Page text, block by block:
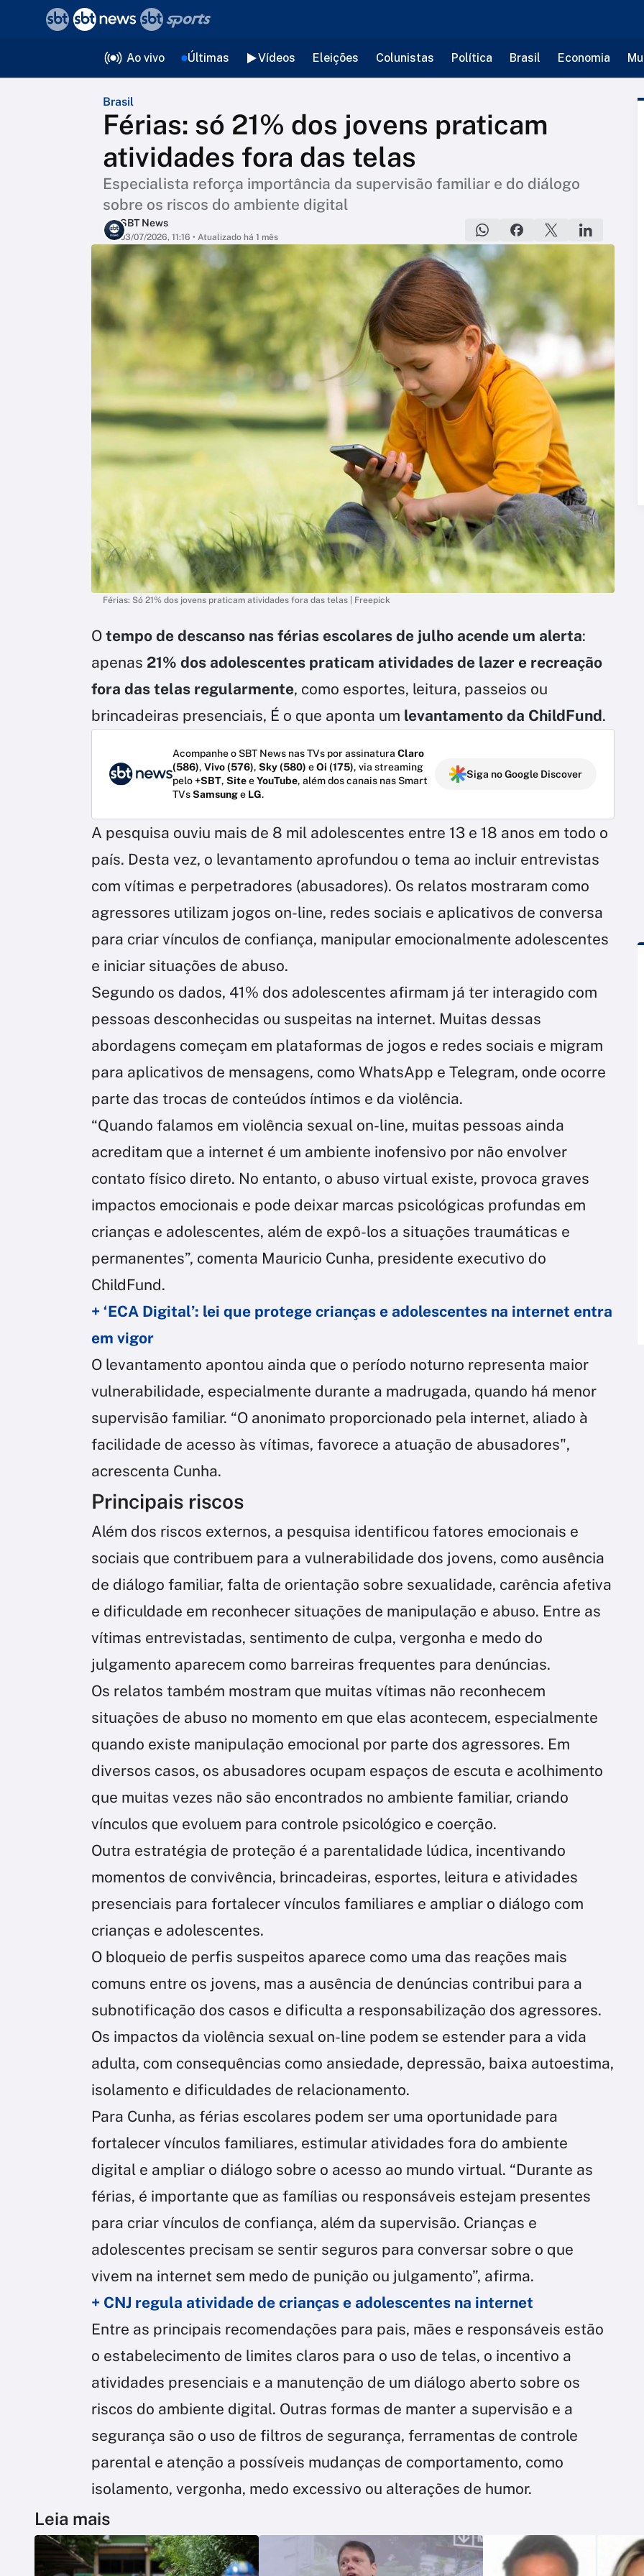
Ao vivo Últimas Vídeos Eleições Colunistas Política Brasil Economia
Brasil
Férias: só 21% dos jovens praticam
atividades fora das telas
Especialista reforça importância da supervisão familiar e do diálogo
sobre os riscos do ambiente digital
SBT News
03/07/2026, 11:16 • Atualizado há 1 mês
Férias: Só 21% dos jovens praticam atividades fora das telas | Freepick
O tempo de descanso nas férias escolares de julho acende um alerta:
apenas 21% dos adolescentes praticam atividades de lazer e recreação
fora das telas regularmente, como esportes, leitura, passeios ou
brincadeiras presenciais, É o que aponta um levantamento da ChildFund.
Acompanhe o SBT News nas TVs por assinatura Claro
(586), Vivo (576), Sky (580) eOi (175), via streaming
pelo+SBT, SiteeYouTube, além dos canais nas Smart
TVsSamsunge LG.
Siga no Google Discover
A pesquisa ouviu mais de 8 mil adolescentes entre 13 e 18 anos em todo o
país. Desta vez, o levantamento aprofundou o tema ao incluir entrevistas
com vítimas e perpetradores (abusadores). Os relatos mostraram como
agressores utilizam jogos on-line, redes sociais e aplicativos de conversa
para criar vínculos de confiança, manipular emocionalmente adolescentes
e iniciar situações de abuso.
Segundo os dados, 41% dos adolescentes afirmam já ter interagido com
pessoas desconhecidas ou suspeitas na internet. Muitas dessas
abordagens começam em plataformas de jogos e redes sociais e migram
para aplicativos de mensagens, como WhatsApp e Telegram, onde ocorre
parte das trocas de conteúdos íntimos e da violência.
“Quando falamos em violência sexual on-line, muitas pessoas ainda
acreditam que a internet é um ambiente inofensivo por não envolver
contato físico direto. No entanto, o abuso virtual existe, provoca graves
impactos emocionais e pode deixar marcas psicológicas profundas em
crianças e adolescentes, além de expô-los a situações traumáticas e
permanentes”, comenta Mauricio Cunha, presidente executivo do
ChildFund.
+ ‘ECA Digital’: lei que protege crianças e adolescentes na internet entra
em vigor
O levantamento apontou ainda que o período noturno representa maior
vulnerabilidade, especialmente durante a madrugada, quando há menor
supervisão familiar. “O anonimato proporcionado pela internet, aliado à
facilidade de acesso às vítimas, favorece a atuação de abusadores",
acrescenta Cunha.
Principais riscos
Além dos riscos externos, a pesquisa identificou fatores emocionais e
sociais que contribuem para a vulnerabilidade dos jovens, como ausência
de diálogo familiar, falta de orientação sobre sexualidade, carência afetiva
e dificuldade em reconhecer situações de manipulação e abuso. Entre as
vítimas entrevistadas, sentimento de culpa, vergonha e medo do
julgamento aparecem como barreiras frequentes para denúncias.
Os relatos também mostram que muitas vítimas não reconhecem
situações de abuso no momento em que elas acontecem, especialmente
quando existe manipulação emocional por parte dos agressores. Em
diversos casos, os abusadores ocupam espaços de escuta e acolhimento
que muitas vezes não são encontrados no ambiente familiar, criando
vínculos que evoluem para controle psicológico e coerção.
Outra estratégia de proteção é a parentalidade lúdica, incentivando
momentos de convivência, brincadeiras, esportes, leitura e atividades
presenciais para fortalecer vínculos familiares e ampliar o diálogo com
crianças e adolescentes.
O bloqueio de perfis suspeitos aparece como uma das reações mais
comuns entre os jovens, mas a ausência de denúncias contribui para a
subnotificação dos casos e dificulta a responsabilização dos agressores.
Os impactos da violência sexual on-line podem se estender para a vida
adulta, com consequências como ansiedade, depressão, baixa autoestima,
isolamento e dificuldades de relacionamento.
Para Cunha, as férias escolares podem ser uma oportunidade para
fortalecer vínculos familiares, estimular atividades fora do ambiente
digital e ampliar o diálogo sobre o acesso ao mundo virtual. “Durante as
férias, é importante que as famílias ou responsáveis estejam presentes
para criar vínculos de confiança, além da supervisão. Crianças e
adolescentes precisam se sentir seguros para conversar sobre o que
vivem na internet sem medo de punição ou julgamento”, afirma.
+ CNJ regula atividade de crianças e adolescentes na internet
Entre as principais recomendações para pais, mães e responsáveis estão
o estabelecimento de limites claros para o uso de telas, o incentivo a
atividades presenciais e a manutenção de um diálogo aberto sobre os
riscos do ambiente digital. Outras formas de manter a supervisão e a
segurança são o uso de filtros de segurança, ferramentas de controle
parental e atenção a possíveis mudanças de comportamento, como
isolamento, vergonha, medo excessivo ou alterações de humor.
Leia mais
voltar
Editorias